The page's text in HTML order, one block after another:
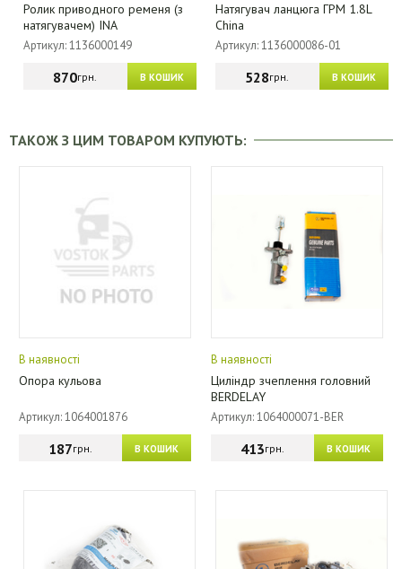
Ролик приводного ременя (з
натягувачем) INA
Артикул: 1136000149
В КОШИК
870грн.
Натягувач ланцюга ГРМ 1.8L
China
Артикул: 1136000086-01
В КОШИК
528грн.
ТАКОЖ З ЦИМ ТОВАРОМ КУПУЮТЬ:
В наявності
Опора кульова
Артикул: 1064001876
В КОШИК
187грн.
В наявності
Циліндр зчеплення головний
BERDELAY
Артикул: 1064000071-BER
В КОШИК
413грн.